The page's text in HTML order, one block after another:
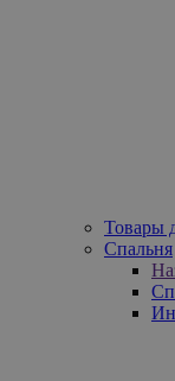
Товары
Спальня